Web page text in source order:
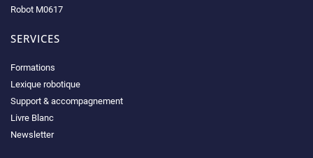
Robot M0617
SERVICES
Formations
Lexique robotique
Support & accompagnement
Livre Blanc
Newsletter